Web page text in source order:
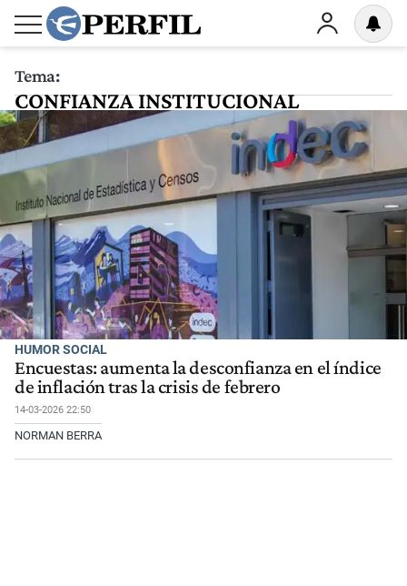
Tema:
CONFIANZA INSTITUCIONAL
HUMOR SOCIAL
Encuestas: aumenta la desconfianza en el índice
de inflación tras la crisis de febrero
14-03-2026 22:50
NORMAN BERRA